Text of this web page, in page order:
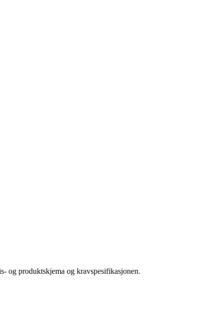
og produktskjema og kravspesifikasjonen.